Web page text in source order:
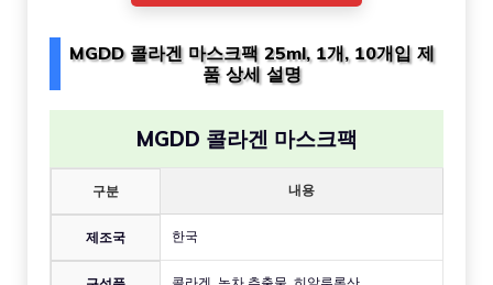
MGDD 콜라겐 마스크팩 25ml, 1개, 10개입 제
품 상세 설명
MGDD 콜라겐 마스크팩
구분 내용
제조국 한국